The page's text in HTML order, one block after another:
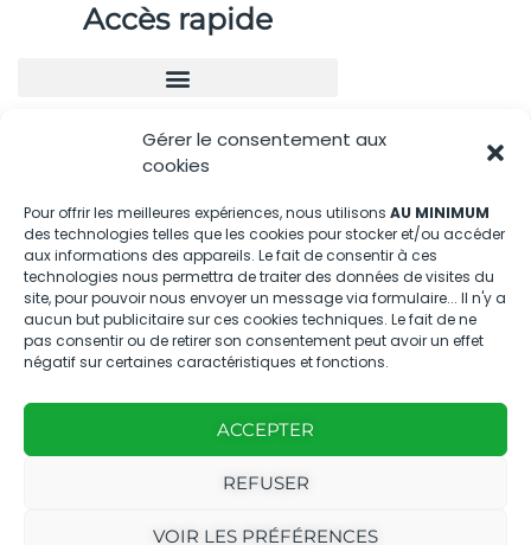
Gérer le consentement aux
cookies
Pour offrir les meilleures expériences, nous utilisons AU MINIMUM
des technologies telles que les cookies pour stocker et/ou accéder
aux informations des appareils. Le fait de consentir à ces
technologies nous permettra de traiter des données de visites du
site, pour pouvoir nous envoyer un message via formulaire... Il n'y a
aucun but publicitaire sur ces cookies techniques. Le fait de ne
pas consentir ou de retirer son consentement peut avoir un effet
négatif sur certaines caractéristiques et fonctions.
ACCEPTER
REFUSER
VOIR LES PRÉFÉRENCES
Accès rapide
Nous contacter
04.88.08.75.28
contactBT@bleu-tomate.fr
Kit média
Kit média Bleu Tomate
Nous suivre